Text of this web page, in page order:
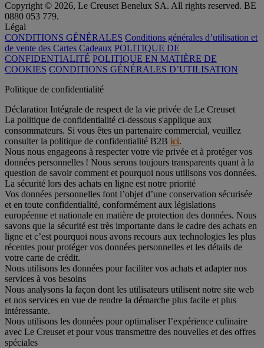
Copyright © 2026, Le Creuset Benelux SA. All rights reserved. BE
0880 053 779.
Légal
CONDITIONS GÉNÉRALES Conditions générales d’utilisation et
de vente des Cartes Cadeaux POLITIQUE DE
CONFIDENTIALITÉ POLITIQUE EN MATIÈRE DE
COOKIES CONDITIONS GÉNÉRALES D’UTILISATION
Politique de confidentialité
Déclaration Intégrale de respect de la vie privée de Le Creuset
La politique de confidentialité ci-dessous s'applique aux
consommateurs. Si vous êtes un partenaire commercial, veuillez
consulter la politique de confidentialité B2B ici.
Nous nous engageons à respecter votre vie privée et à protéger vos
données personnelles ! Nous serons toujours transparents quant à la
question de savoir comment et pourquoi nous utilisons vos données.
La sécurité lors des achats en ligne est notre priorité
Vos données personnelles font l’objet d’une conservation sécurisée
et en toute confidentialité, conformément aux législations
européenne et nationale en matière de protection des données. Nous
savons que la sécurité est très importante dans le cadre des achats en
ligne et c’est pourquoi nous avons recours aux technologies les plus
récentes pour protéger vos données personnelles et les détails de
votre carte de crédit.
Nous utilisons les données pour faciliter vos achats et adapter nos
services à vos besoins
Nous analysons la façon dont les utilisateurs utilisent notre site web
et nos services en vue de rendre la démarche plus facile et plus
intéressante.
Nous utilisons les données pour optimaliser l’expérience culinaire
avec Le Creuset et pour vous transmettre des nouvelles et des offres
spéciales